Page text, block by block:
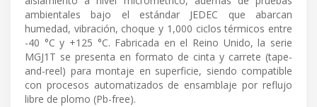
ambientales bajo el estándar JEDEC que abarcan
humedad, vibración, choque y 1,000 ciclos térmicos entre
-40 °C y +125 °C. Fabricada en el Reino Unido, la serie
MGJ1T se presenta en formato de cinta y carrete (tape-
and-reel) para montaje en superficie, siendo compatible
con procesos automatizados de ensamblaje por reflujo
libre de plomo (Pb-free).